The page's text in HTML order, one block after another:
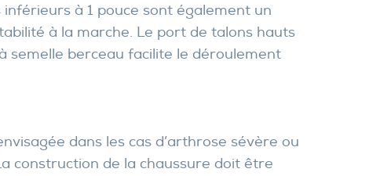
à 1 pouce sont également un
à la marche. Le port de talons hauts
semelle berceau facilite le déroulement
dans les cas d’arthrose sévère ou
construction de la chaussure doit être